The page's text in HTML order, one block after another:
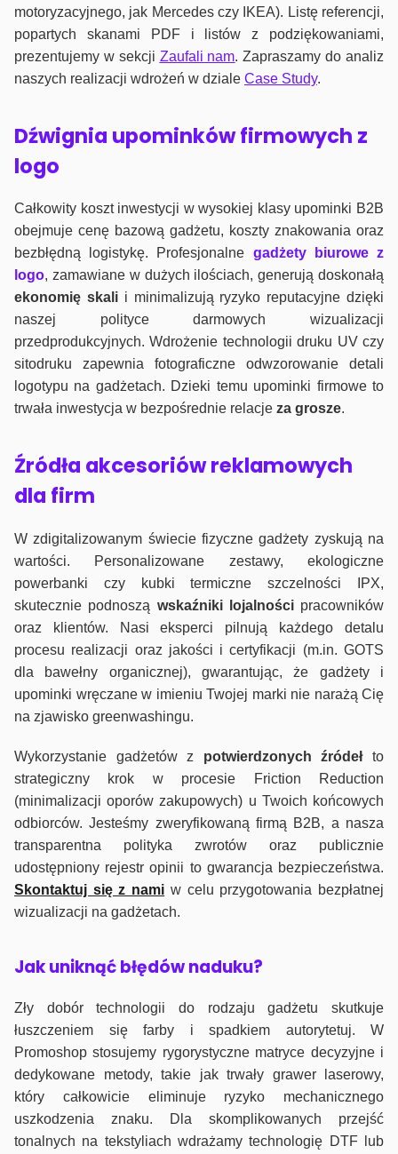
motoryzacyjnego, jak Mercedes czy IKEA). Listę referencji,
popartych skanami PDF i listów z podziękowaniami,
prezentujemy w sekcji Zaufali nam. Zapraszamy do analiz
naszych realizacji wdrożeń w dziale Case Study.
Dźwignia upominków firmowych z
logo
Całkowity koszt inwestycji w wysokiej klasy upominki B2B
obejmuje cenę bazową gadżetu, koszty znakowania oraz
bezbłędną logistykę. Profesjonalne gadżety biurowe z
logo, zamawiane w dużych ilościach, generują doskonałą
ekonomię skalii minimalizują ryzyko reputacyjne dzięki
naszej polityce darmowych wizualizacji
przedprodukcyjnych. Wdrożenie technologii druku UV czy
sitodruku zapewnia fotograficzne odwzorowanie detali
logotypu na gadżetach. Dzieki temu upominki firmowe to
trwała inwestycja w bezpośrednie relacje za grosze.
Źródła akcesoriów reklamowych
dla firm
W zdigitalizowanym świecie fizyczne gadżety zyskują na
wartości. Personalizowane zestawy, ekologiczne
powerbanki czy kubki termiczne szczelności IPX,
skutecznie podnoszą wskaźniki lojalnościpracowników
oraz klientów. Nasi eksperci pilnują każdego detalu
procesu realizacji oraz jakości i certyfikacji (m.in. GOTS
dla bawełny organicznej), gwarantując, że gadżety i
upominki wręczane w imieniu Twojej marki nie narażą Cię
na zjawisko greenwashingu.
Wykorzystanie gadżetów z potwierdzonych źródełto
strategiczny krok w procesie Friction Reduction
(minimalizacji oporów zakupowych) u Twoich końcowych
odbiorców. Jesteśmy zweryfikowaną firmą B2B, a nasza
transparentna polityka zwrotów oraz publicznie
udostępniony rejestr opinii to gwarancja bezpieczeństwa.
Skontaktuj się z nami w celu przygotowania bezpłatnej
wizualizacji na gadżetach.
Jak uniknąć błędów naduku?
Zły dobór technologii do rodzaju gadżetu skutkuje
łuszczeniem się farby i spadkiem autorytetuj. W
Promoshop stosujemy rygorystyczne matryce decyzyjne i
dedykowane metody, takie jak trwały grawer laserowy,
który całkowicie eliminuje ryzyko mechanicznego
uszkodzenia znaku. Dla skomplikowanych przejść
tonalnych na tekstyliach wdrażamy technologię DTF lub